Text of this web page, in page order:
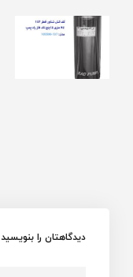
دیدگاهتان را بنویسید